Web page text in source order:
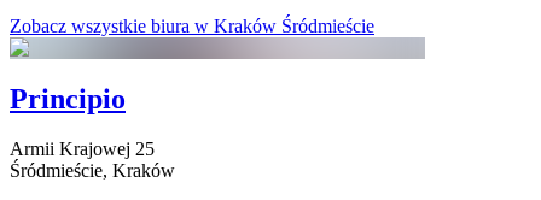
Zobacz wszystkie biura w Kraków Śródmieście
Principio
Armii Krajowej 25
Śródmieście, Kraków